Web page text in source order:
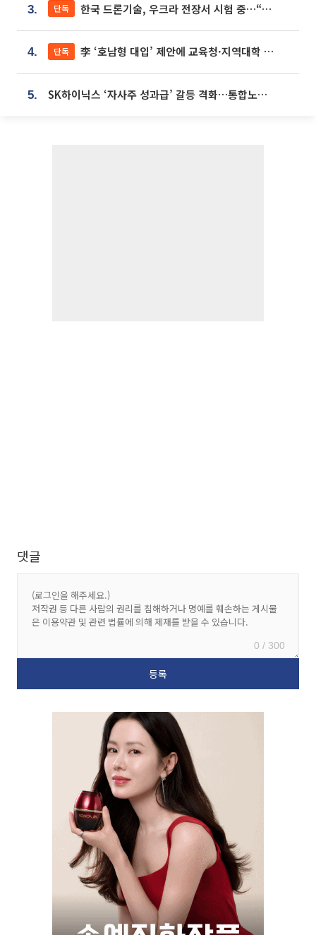
3. 단독 한국 드론기술, 우크라 전장서 시험 중…“스타트업 여러 곳 참여”
4. 단독 李 ‘호남형 대입’ 제안에 교육청·지역대학 서·논술형 입시 연계 '착수'
5. SK하이닉스 ‘자사주 성과급’ 갈등 격화…통합노조 출범 움직임
댓글
0 / 300